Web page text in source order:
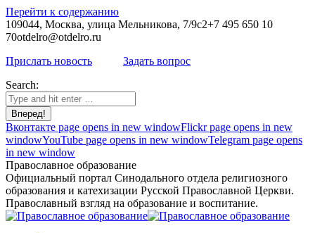
Перейти к содержанию
109044, Москва, улица Мельникова, 7/9с2+7 495 650 10
70otdelro@otdelro.ru
Прислать новость
Задать вопрос
Search:
Вконтакте page opens in new windowFlickr page opens in new
windowYouTube page opens in new windowTelegram page opens
in new window
Православное образование
Официальный портал Синодального отдела религиозного
образования и катехизации Русской Православной Церкви.
Православный взгляд на образование и воспитание.